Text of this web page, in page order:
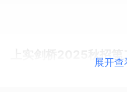
上实剑桥2025秋招第
展开查